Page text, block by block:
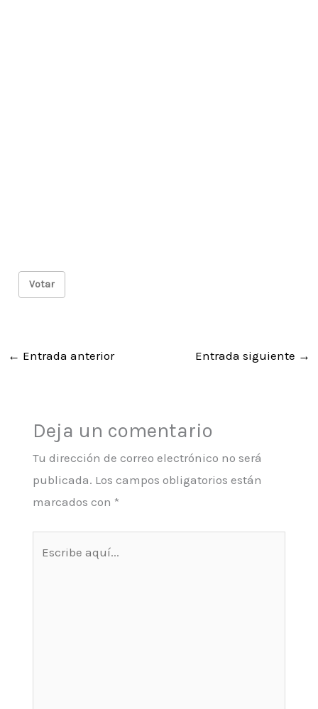
Votar
← Entrada anterior Entrada siguiente →
Deja un comentario
Tu dirección de correo electrónico no será
publicada. Los campos obligatorios están
marcados con *